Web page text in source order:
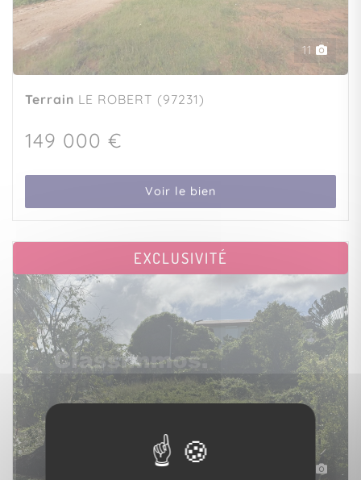
11
Terrain LE ROBERT (97231)
149 000 €
Voir le bien
EXCLUSIVITÉ